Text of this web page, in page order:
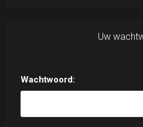
Uw
Wachtwoord: